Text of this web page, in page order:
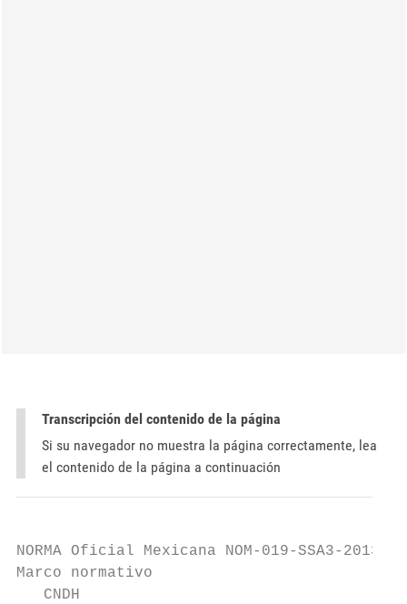
Transcripción del contenido de la página
Si su navegador no muestra la página correctamente, lea
el contenido de la página a continuación
NORMA Oficial Mexicana NOM-019-SSA3-2013,
Marco normativo
CNDH